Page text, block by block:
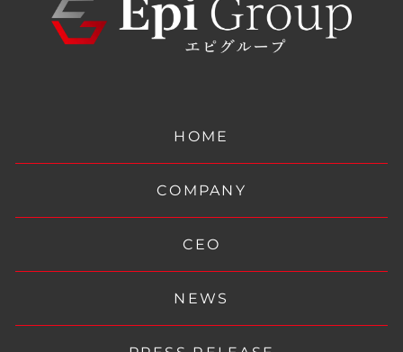
HOME
COMPANY
CEO
NEWS